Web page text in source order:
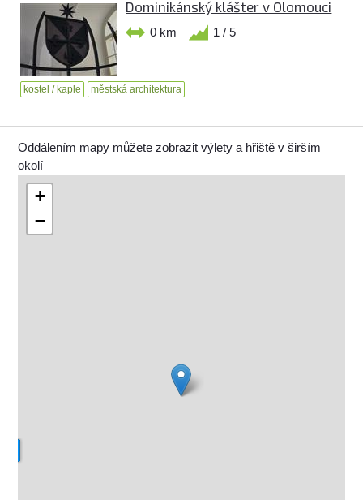
Dominikánský klášter v Olomouci
0 km 1 / 5
kostel / kaple městská architektura
Oddálením mapy můžete zobrazit výlety a hřiště v širším
okolí
+
−